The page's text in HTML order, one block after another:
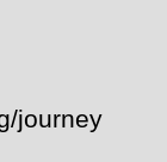
journey